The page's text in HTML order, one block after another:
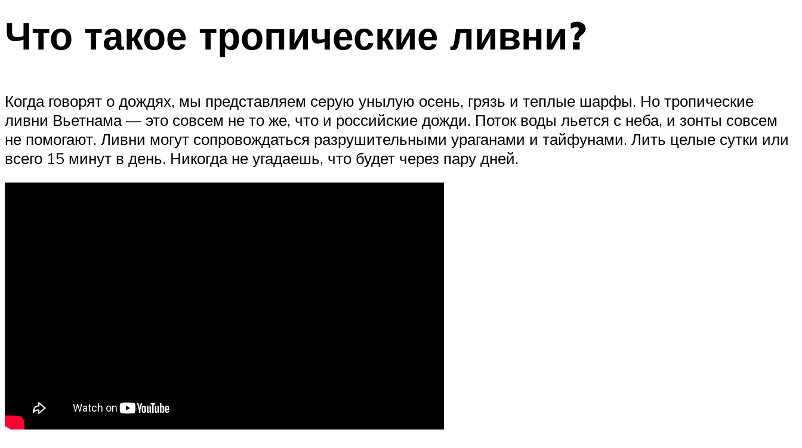
Что такое тропические ливни?
Когда говорят о дождях, мы представляем серую унылую осень, грязь и теплые шарфы. Но тропические
ливни Вьетнама — это совсем не то же, что и российские дожди. Поток воды льется с неба, и зонты совсем
не помогают. Ливни могут сопровождаться разрушительными ураганами и тайфунами. Лить целые сутки или
всего 15 минут в день. Никогда не угадаешь, что будет через пару дней.